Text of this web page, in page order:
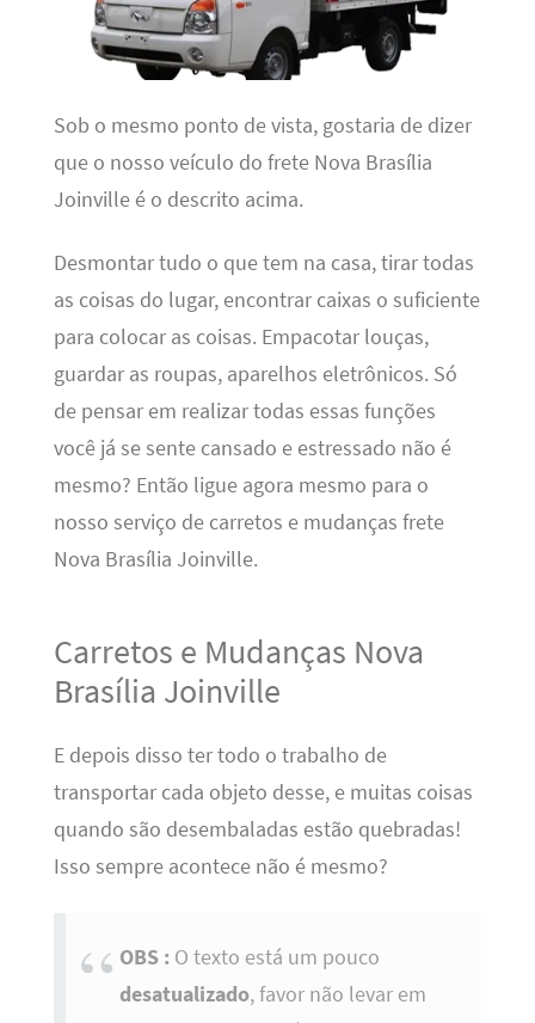
Sob o mesmo ponto de vista, gostaria de dizer
que o nosso veículo do frete Nova Brasília
Joinville é o descrito acima.
Desmontar tudo o que tem na casa, tirar todas
as coisas do lugar, encontrar caixas o suficiente
para colocar as coisas. Empacotar louças,
guardar as roupas, aparelhos eletrônicos. Só
de pensar em realizar todas essas funções
você já se sente cansado e estressado não é
mesmo? Então ligue agora mesmo para o
nosso serviço de carretos e mudanças frete
Nova Brasília Joinville.
Carretos e Mudanças Nova
Brasília Joinville
E depois disso ter todo o trabalho de
transportar cada objeto desse, e muitas coisas
quando são desembaladas estão quebradas!
Isso sempre acontece não é mesmo?
OBS :O texto está um pouco
desatualizado, favor não levar em